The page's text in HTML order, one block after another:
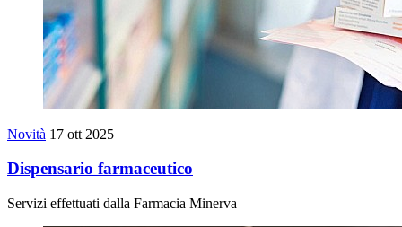
Novità 17 ott 2025
Dispensario farmaceutico
Servizi effettuati dalla Farmacia Minerva